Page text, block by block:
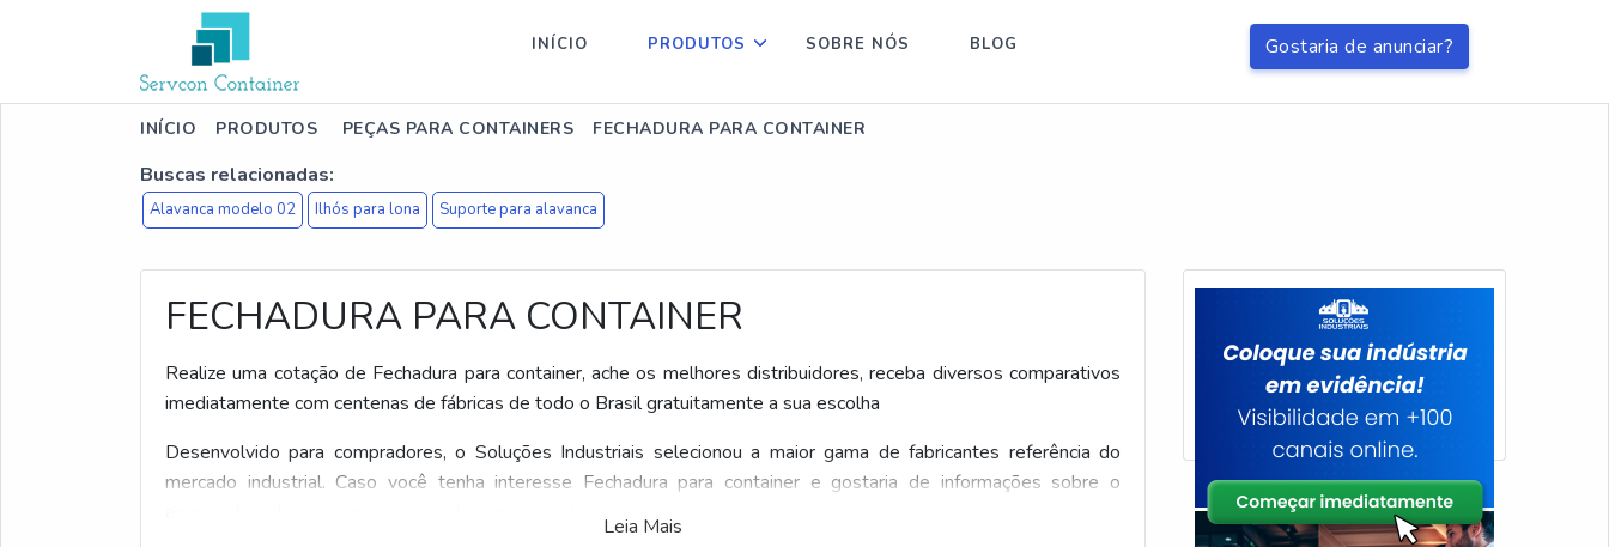
Gostaria de anunciar?
INÍCIO PRODUTOS SOBRE NÓS BLOG
INÍCIO PRODUTOS PEÇAS PARA CONTAINERS FECHADURA PARA CONTAINER
Buscas relacionadas:
Alavanca modelo 02 Ilhós para lona Suporte para alavanca
FECHADURA PARA CONTAINER
Realize uma cotação de Fechadura para container, ache os melhores distribuidores, receba diversos comparativos
imediatamente com centenas de fábricas de todo o Brasil gratuitamente a sua escolha
Desenvolvido para compradores, o Soluções Industriais selecionou a maior gama de fabricantes referência do
mercado industrial. Caso você tenha interesse Fechadura para container e gostaria de informações sobre o
Leia Mais